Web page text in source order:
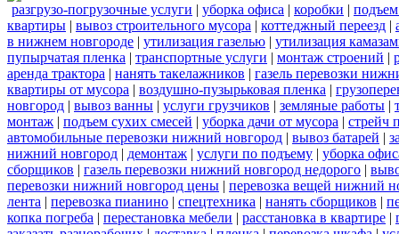
разгрузо-погрузочные услуги | уборка офиса | коробки |
квартиры | вывоз строительного мусора | коттеджный переезд |
в нижнем новгороде | утилизация газелью | утилизация
пупырчатая пленка | транспортные услуги | монтаж строений |
аренда трактора | нанять такелажников | газель перевозки
квартиры от мусора | воздушно-пузырьковая пленка |
новгород | вывоз ванны | услуги грузчиков | земляные работы |
монтаж | подъем сухих смесей | уборка дачи от мусора | стрейч
автомобильные перевозки нижний новгород | вывоз батарей |
нижний новгород | демонтаж | услуги по подъему | уборка
сборщиков | газель перевозки нижний новгород недорого |
перевозки нижний новгород цены | перевозка вещей нижний
лента | перевозка пианино | спецтехника | нанять сборщиков |
копка погреба | перестановка мебели | расстановка в квартире |